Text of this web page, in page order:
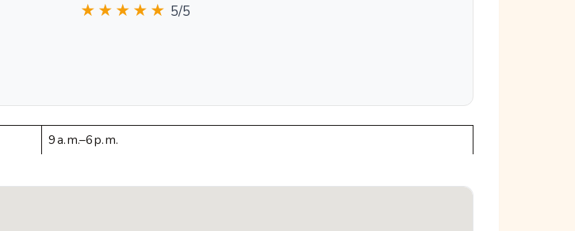
★★★★★ 5/5
9 a. m.–6 p. m.